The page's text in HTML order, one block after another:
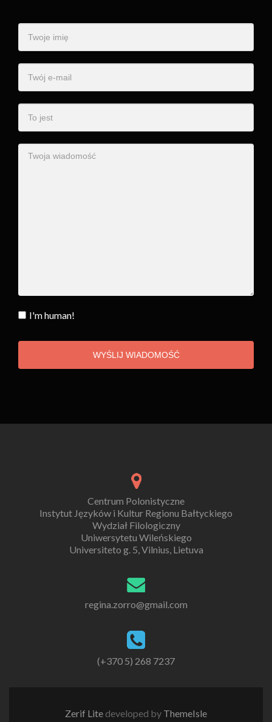
I'm human!
WYŚLIJ WIADOMOŚĆ
Centrum Polonistyczne
Instytut Języków i Kultur Regionu Bałtyckiego
Wydział Filologiczny
Uniwersytetu Wileńskiego
Universiteto g. 5, Vilnius, Lietuva
regina.zorro@gmail.com
(+370 5) 268 7237
Zerif Lite developed by ThemeIsle